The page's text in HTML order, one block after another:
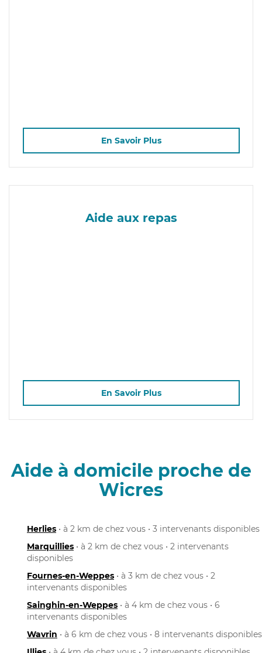
En Savoir Plus
Aide aux repas
En Savoir Plus
Aide à domicile proche de
Wicres
Herlies • à 2 km de chez vous • 3 intervenants disponibles
Marquillies • à 2 km de chez vous • 2 intervenants
disponibles
Fournes-en-Weppes • à 3 km de chez vous • 2
intervenants disponibles
Sainghin-en-Weppes • à 4 km de chez vous • 6
intervenants disponibles
Wavrin • à 6 km de chez vous • 8 intervenants disponibles